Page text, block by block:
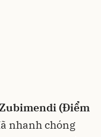
(Điểm
nhanh chóng